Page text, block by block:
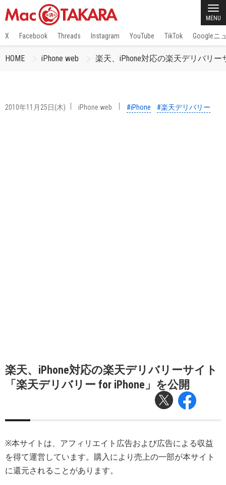
MENU
X Facebook Threads Instagram YouTube TikTok Googleニ
HOME iPhone web 楽天、iPhone対応の楽天デリバリ
2010年11月25日(木) iPhone web #iPhone #楽天デリバリー
楽天、iPhone対応の楽天デリバリーサイト
「楽天デリバリー for iPhone」を公開
※本サイトは、アフィリエイト広告および広告による収益
を得て運営しています。購入により売上の一部が本サイト
に還元されることがあります。